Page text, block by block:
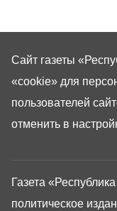
Газета
политическое
Сайт газеты
«cookie» для
пользователей
отменить в